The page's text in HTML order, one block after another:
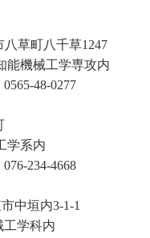
八草町八千草1247
能機械工学専攻内
48-0277
学系内
234-4668
中垣内3-1-1
工学科内